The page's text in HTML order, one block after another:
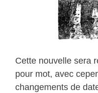
Cette nouvelle sera
pour mot, avec
changements de